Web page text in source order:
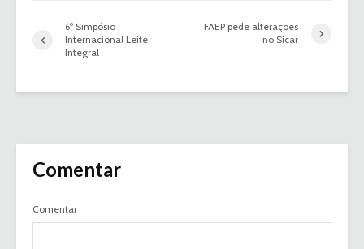
6º Simpósio
Internacional Leite
Integral
FAEP pede alterações
no Sicar
Comentar
Comentar